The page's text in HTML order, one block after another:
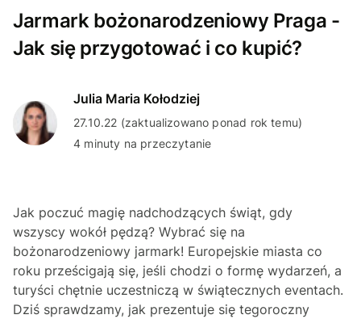
Jarmark bożonarodzeniowy Praga -
Jak się przygotować i co kupić?
Julia Maria Kołodziej
27.10.22 (zaktualizowano ponad rok temu)
4 minuty na przeczytanie
Jak poczuć magię nadchodzących świąt, gdy
wszyscy wokół pędzą? Wybrać się na
bożonarodzeniowy jarmark! Europejskie miasta co
roku prześcigają się, jeśli chodzi o formę wydarzeń, a
turyści chętnie uczestniczą w świątecznych eventach.
Dziś sprawdzamy, jak prezentuje się tegoroczny